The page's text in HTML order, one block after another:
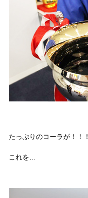
たっぷりのコーラが！！！
これを…